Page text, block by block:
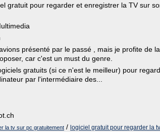
gratuit pour regarder et enregistrer la TV sur
présenté par le passé , mais je profite de
car c'est un must du genre.
gratuits (si ce n'est le meilleur) pour
par l'intermédiaire des...
la tv sur pc gratuitement / logiciel gratuit pour regarder la